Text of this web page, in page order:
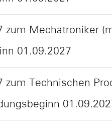
zum Mechatroniker
01.09.2027
zum Technischen